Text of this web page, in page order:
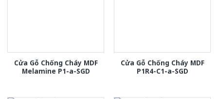
Cửa Gỗ Chống Cháy MDF
Melamine P1-a-SGD
Cửa Gỗ Chống Cháy MDF
P1R4-C1-a-SGD